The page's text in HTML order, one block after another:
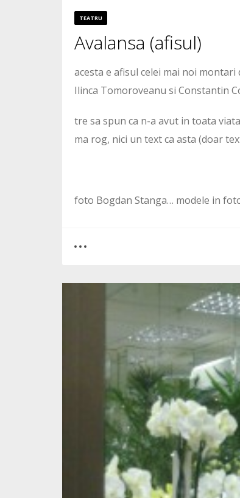
TEATRU
Avalansa (afisul)
acesta e afisul celei mai noi
Ilinca Tomoroveanu si Constantin
tre sa spun ca n-a avut in toata
ma rog, nici un text ca asta (doar
foto Bogdan Stanga… modele in